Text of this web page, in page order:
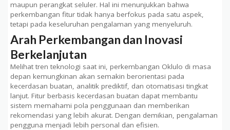
maupun perangkat seluler. Hal ini menunjukkan bahwa
perkembangan fitur tidak hanya berfokus pada satu aspek,
tetapi pada keseluruhan pengalaman yang menyeluruh.
Arah Perkembangan dan Inovasi
Berkelanjutan
Melihat tren teknologi saat ini, perkembangan Oklulo di masa
depan kemungkinan akan semakin berorientasi pada
kecerdasan buatan, analitik prediktif, dan otomatisasi tingkat
lanjut. Fitur berbasis kecerdasan buatan dapat membantu
sistem memahami pola penggunaan dan memberikan
rekomendasi yang lebih akurat. Dengan demikian, pengalaman
pengguna menjadi lebih personal dan efisien.